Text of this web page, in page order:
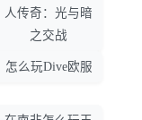
人传奇：光与暗
之交战
怎么玩Dive欧服